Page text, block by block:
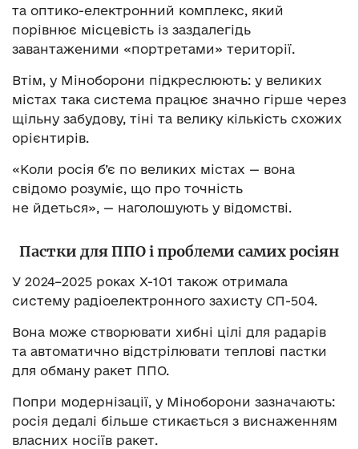
та оптико-електронний комплекс, який
порівнює місцевість із заздалегідь
завантаженими «портретами» території.
Втім, у Міноборони підкреслюють: у великих
містах така система працює значно гірше через
щільну забудову, тіні та велику кількість схожих
орієнтирів.
«Коли росія б’є по великих містах — вона
свідомо розуміє, що про точність
не йдеться», — наголошують у відомстві.
Пастки для ППО і проблеми самих росіян
У 2024–2025 роках Х-101 також отримала
систему радіоелектронного захисту СП-504.
Вона може створювати хибні цілі для радарів
та автоматично відстрілювати теплові пастки
для обману ракет ППО.
Попри модернізації, у Міноборони зазначають:
росія дедалі більше стикається з виснаженням
власних носіїв ракет.